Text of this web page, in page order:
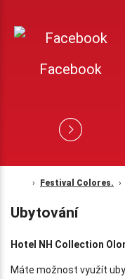
Facebook
Festival Colores.
Ubytování
Hotel NH Collection
Máte možnost využít